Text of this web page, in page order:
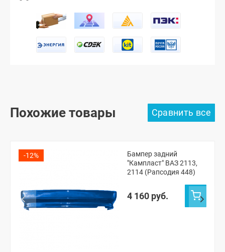
Похожие товары
-12%
Бампер задний
"Кампласт" ВАЗ 2113,
2114 (Рапсодия 448)
4 160 руб.